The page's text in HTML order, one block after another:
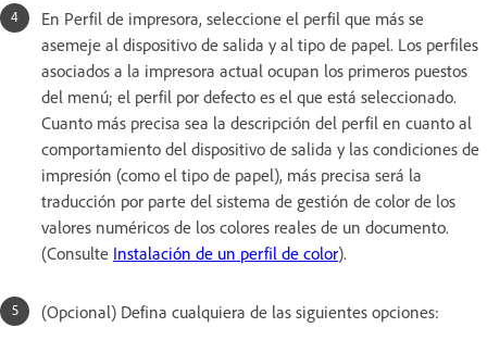
En Perfil de impresora, seleccione el perfil que más se
asemeje al dispositivo de salida y al tipo de papel. Los perfiles
asociados a la impresora actual ocupan los primeros puestos
del menú; el perfil por defecto es el que está seleccionado.
Cuanto más precisa sea la descripción del perfil en cuanto al
comportamiento del dispositivo de salida y las condiciones de
impresión (como el tipo de papel), más precisa será la
traducción por parte del sistema de gestión de color de los
valores numéricos de los colores reales de un documento.
(Consulte Instalación de un perfil de color).
(Opcional) Defina cualquiera de las siguientes opciones: